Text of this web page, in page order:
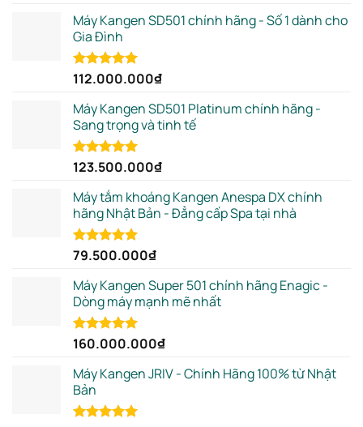
Máy Kangen SD501 chính hãng - Số 1 dành cho
Gia Đình
Rated5.00
112.000.000₫
Máy Kangen SD501 Platinum chính hãng -
Sang trọng và tinh tế
Rated5.00
123.500.000₫
Máy tắm khoáng Kangen Anespa DX chính
hãng Nhật Bản - Đẳng cấp Spa tại nhà
Rated5.00
79.500.000₫
Máy Kangen Super 501 chính hãng Enagic -
Dòng máy mạnh mẽ nhất
Rated5.00
160.000.000₫
Máy Kangen JRIV - Chính Hãng 100% từ Nhật
Bản